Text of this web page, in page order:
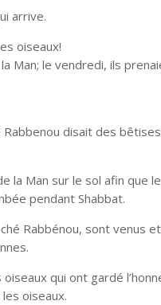
arrive.
oiseaux!
Man; le vendredi, ils
disait des
la Man sur le sol afin que
pendant Shabbat.
Rabbénou, sont venus
qui ont gardé
oiseaux.